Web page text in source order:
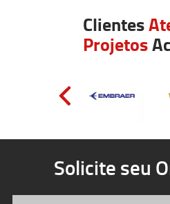
Clientes
Projetos
Solicite seu